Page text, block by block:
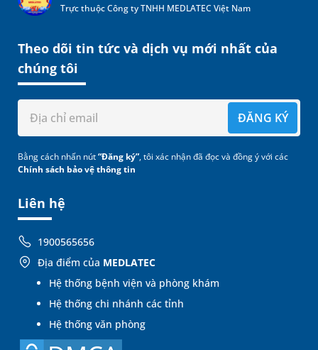
Trực thuộc Công ty TNHH MEDLATEC Việt Nam
Liên hệ
1900565656
Địa điểm của MEDLATEC
Hệ thống bệnh viện và phòng khám
Hệ thống chi nhánh các tỉnh
Hệ thống văn phòng
Theo dõi tin tức và dịch vụ mới nhất của
chúng tôi
ĐĂNG KÝ
Bằng cách nhấn nút“Đăng ký”, tôi xác nhận đã đọc và đồng ý với các
Chính sách bảo vệ thông tin